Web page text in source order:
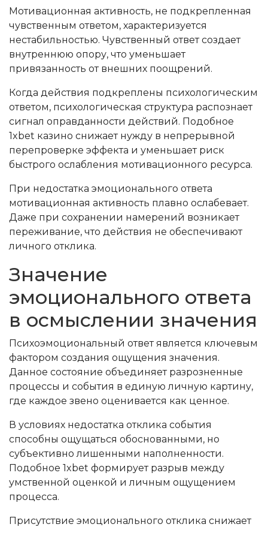
Мотивационная активность, не подкрепленная
чувственным ответом, характеризуется
нестабильностью. Чувственный ответ создает
внутреннюю опору, что уменьшает
привязанность от внешних поощрений.
Когда действия подкреплены психологическим
ответом, психологическая структура распознает
сигнал оправданности действий. Подобное
1xbet казино снижает нужду в непрерывной
перепроверке эффекта и уменьшает риск
быстрого ослабления мотивационного ресурса.
При недостатка эмоционального ответа
мотивационная активность плавно ослабевает.
Даже при сохранении намерений возникает
переживание, что действия не обеспечивают
личного отклика.
Значение
эмоционального ответа
в осмыслении значения
Психоэмоциональный ответ является ключевым
фактором создания ощущения значения.
Данное состояние объединяет разрозненные
процессы и события в единую личную картину,
где каждое звено оценивается как ценное.
В условиях недостатка отклика события
способны ощущаться обоснованными, но
субъективно лишенными наполненности.
Подобное 1xbet формирует разрыв между
умственной оценкой и личным ощущением
процесса.
Присутствие эмоционального отклика снижает